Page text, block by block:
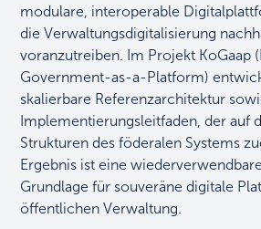
modulare, interoperable
die Verwaltungsdigitalisierung
voranzutreiben. Im Projekt KoGaap
Government-as-a-Platform)
skalierbare Referenzarchitektur
Implementierungsleitfaden, der auf
Strukturen des föderalen Systems
Ergebnis ist eine
Grundlage für souveräne digitale
öffentlichen Verwaltung.